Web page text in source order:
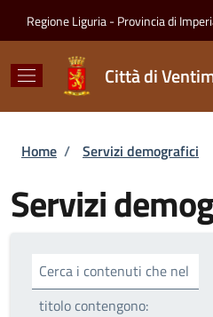
Regione Liguria - Provincia di
Città di
Briciole di pane
Home / Servizi demografici
Servizi
Cerca i contenuti che nel
titolo contengono: